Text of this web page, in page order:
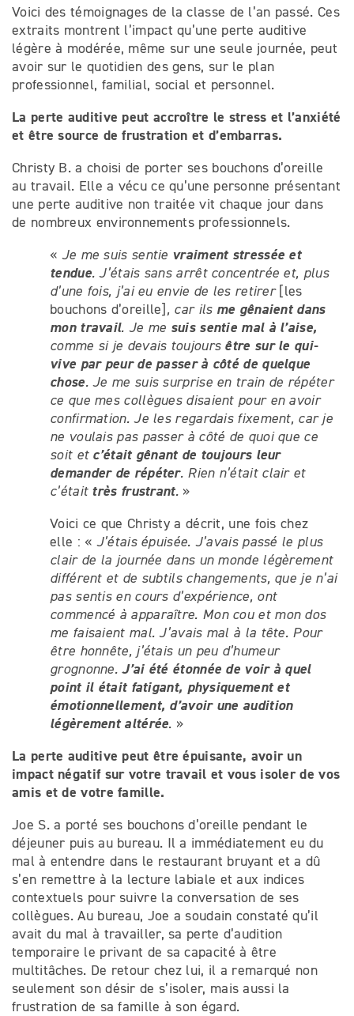
Voici des témoignages de la classe de l’an passé. Ces
extraits montrent l’impact qu’une perte auditive
légère à modérée, même sur une seule journée, peut
avoir sur le quotidien des gens, sur le plan
professionnel, familial, social et personnel.
La perte auditive peut accroître le stress et l’anxiété
et être source de frustration et d’embarras.
Christy B. a choisi de porter ses bouchons d’oreille
au travail. Elle a vécu ce qu’une personne présentant
une perte auditive non traitée vit chaque jour dans
de nombreux environnements professionnels.
« Je me suis sentie vraiment stressée et
tendue. J’étais sans arrêt concentrée et, plus
d’une fois, j’ai eu envie de les retirer[les
bouchons d’oreille], car ils me gênaient dans
mon travail. Je me suis sentie mal à l’aise,
comme si je devais toujours être sur le qui-
vive par peur de passer à côté de quelque
chose. Je me suis surprise en train de répéter
ce que mes collègues disaient pour en avoir
confirmation. Je les regardais fixement, car je
ne voulais pas passer à côté de quoi que ce
soit et c’était gênant de toujours leur
demander de répéter. Rien n’était clair et
c’était très frustrant.»
Voici ce que Christy a décrit, une fois chez
elle : « J’étais épuisée. J’avais passé le plus
clair de la journée dans un monde légèrement
différent et de subtils changements, que je n’ai
pas sentis en cours d’expérience, ont
commencé à apparaître. Mon cou et mon dos
me faisaient mal. J’avais mal à la tête. Pour
être honnête, j’étais un peu d’humeur
grognonne.J’ai été étonnée de voir à quel
point il était fatigant, physiquement et
émotionnellement, d’avoir une audition
légèrement altérée. »
La perte auditive peut être épuisante, avoir un
impact négatif sur votre travail et vous isoler de vos
amis et de votre famille.
Joe S. a porté ses bouchons d’oreille pendant le
déjeuner puis au bureau. Il a immédiatement eu du
mal à entendre dans le restaurant bruyant et a dû
s’en remettre à la lecture labiale et aux indices
contextuels pour suivre la conversation de ses
collègues. Au bureau, Joe a soudain constaté qu’il
avait du mal à travailler, sa perte d’audition
temporaire le privant de sa capacité à être
multitâches. De retour chez lui, il a remarqué non
seulement son désir de s’isoler, mais aussi la
frustration de sa famille à son égard.